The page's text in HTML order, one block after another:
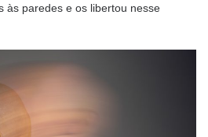
às paredes e os libertou nesse